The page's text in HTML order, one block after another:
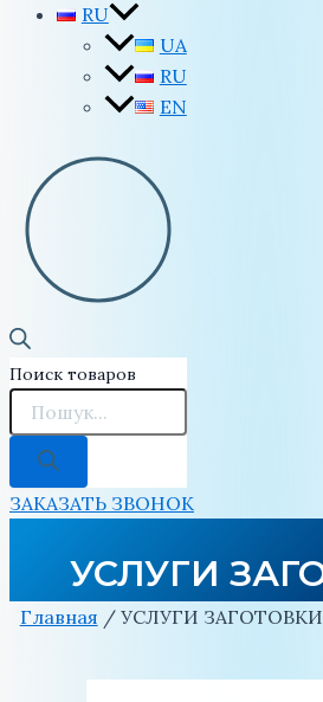
RU
UA
RU
EN
Поиск товаров
ЗАКАЗАТЬ ЗВОНОК
УСЛУГИ
Главная / УСЛУГИ ЗАГОТОВКИ